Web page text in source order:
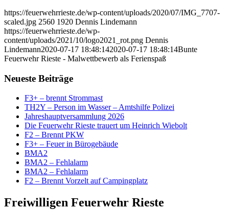
https://feuerwehrrieste.de/wp-content/uploads/2020/07/IMG_7707-
scaled.jpg 2560 1920 Dennis Lindemann
https://feuerwehrrieste.de/wp-
content/uploads/2021/10/logo2021_rot.png Dennis
Lindemann2020-07-17 18:48:142020-07-17 18:48:14Bunte
Feuerwehr Rieste - Malwettbewerb als Ferienspaß
Neueste Beiträge
F3+ – brennt Strommast
TH2Y – Person im Wasser – Amtshilfe Polizei
Jahreshauptversammlung 2026
Die Feuerwehr Rieste trauert um Heinrich Wiebolt
F2 – Brennt PKW
F3+ – Feuer in Bürogebäude
BMA2
BMA2 – Fehlalarm
BMA2 – Fehlalarm
F2 – Brennt Vorzelt auf Campingplatz
Freiwilligen Feuerwehr Rieste